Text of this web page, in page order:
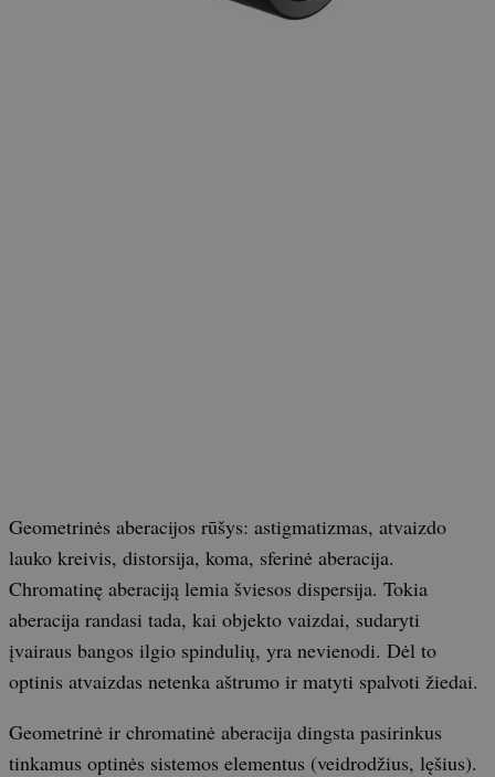
Geometrinės aberacijos rūšys: astigmatizmas, atvaizdo
lauko kreivis, distorsija, koma, sferinė aberacija.
Chromatinę aberaciją lemia šviesos dispersija. Tokia
aberacija randasi tada, kai objekto vaizdai, sudaryti
įvairaus bangos ilgio spindulių, yra nevienodi. Dėl to
optinis atvaizdas netenka aštrumo ir matyti spalvoti žiedai.
Geometrinė ir chromatinė aberacija dingsta pasirinkus
tinkamus optinės sistemos elementus (veidrodžius, lęšius).